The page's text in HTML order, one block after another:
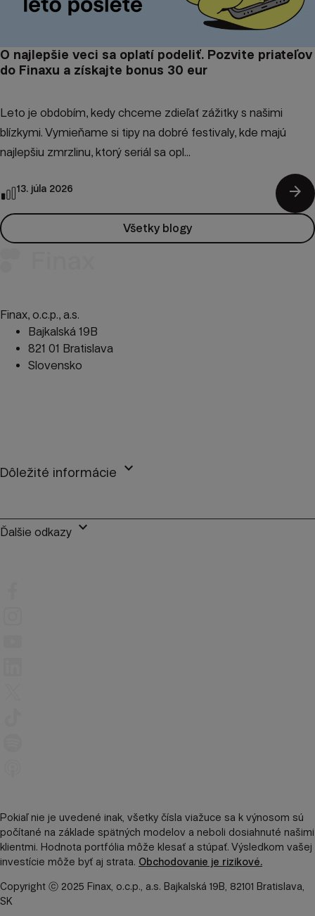
O najlepšie veci sa oplatí podeliť. Pozvite priateľov
do Finaxu a získajte bonus 30 eur
Leto je obdobím, kedy chceme zdieľať zážitky s našimi
blízkymi. Vymieňame si tipy na dobré festivaly, kde majú
najlepšiu zmrzlinu, ktorý seriál sa opl...
13. júla 2026 arrow_forward
Všetky blogy
Finax, o.c.p., a.s.
Bajkalská 19B
821 01 Bratislava
Slovensko
Dôležité informácie keyboard_arrow_down
Ďalšie odkazy keyboard_arrow_down
Pokiaľ nie je uvedené inak, všetky čísla viažuce sa k výnosom sú
počítané na základe spätných modelov a neboli dosiahnuté našimi
klientmi. Hodnota portfólia môže klesať a stúpať. Výsledkom vašej
investície môže byť aj strata. Obchodovanie je rizikové.
Copyright ⓒ 2025 Finax, o.c.p., a.s. Bajkalská 19B, 82101 Bratislava,
SK